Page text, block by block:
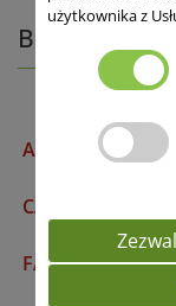
Bobik jary
APOLLO
CALLAS
FANFARE
użytkownika z